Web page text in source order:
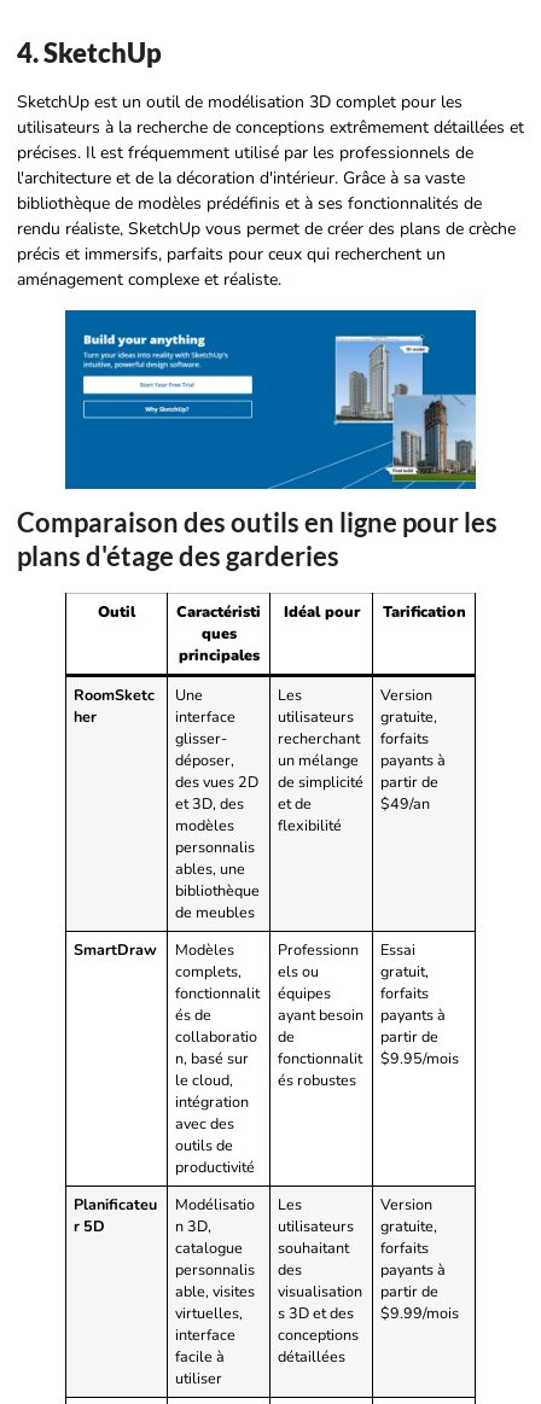
4. SketchUp
SketchUp est un outil de modélisation 3D complet pour les
utilisateurs à la recherche de conceptions extrêmement détaillées et
précises. Il est fréquemment utilisé par les professionnels de
l'architecture et de la décoration d'intérieur. Grâce à sa vaste
bibliothèque de modèles prédéfinis et à ses fonctionnalités de
rendu réaliste, SketchUp vous permet de créer des plans de crèche
précis et immersifs, parfaits pour ceux qui recherchent un
aménagement complexe et réaliste.
Comparaison des outils en ligne pour les
plans d'étage des garderies
Outil
Caractéristi
ques
principales
Idéal pour Tarification
RoomSketc
her
Une
interface
glisser-
déposer,
des vues 2D
et 3D, des
modèles
personnalis
ables, une
bibliothèque
de meubles
Les
utilisateurs
recherchant
un mélange
de simplicité
et de
flexibilité
Version
gratuite,
forfaits
payants à
partir de
$49/an
SmartDraw
Modèles
complets,
fonctionnalit
és de
collaboratio
n, basé sur
le cloud,
intégration
avec des
outils de
productivité
Professionn
els ou
équipes
ayant besoin
de
fonctionnalit
és robustes
Essai
gratuit,
forfaits
payants à
partir de
$9.95/mois
Planificateu
r 5D
Modélisatio
n 3D,
catalogue
personnalis
able, visites
virtuelles,
interface
facile à
utiliser
Les
utilisateurs
souhaitant
des
visualisation
s 3D et des
conceptions
détaillées
Version
gratuite,
forfaits
payants à
partir de
$9.99/mois